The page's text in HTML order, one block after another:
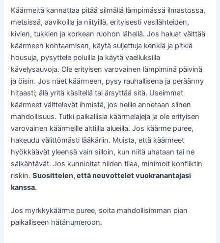
Käärmeitä kannattaa pitää silmällä lämpimässä ilmastossa,
metsissä, aavikoilla ja niityillä, erityisesti vesilähteiden,
kivien, tukkien ja korkean ruohon lähellä. Jos haluat välttää
käärmeen kohtaamisen, käytä suljettuja kenkiä ja pitkiä
housuja, pysyttele poluilla ja käytä vaelluksilla
kävelysauvoja. Ole erityisen varovainen lämpiminä päivinä
ja öisin. Jos näet käärmeen, pysy rauhallisena ja peräänny
hitaasti; älä yritä käsitellä tai ärsyttää sitä. Useimmat
käärmeet välttelevät ihmistä, jos heille annetaan siihen
mahdollisuus. Tutki paikallisia käärmelajeja ja ole erityisen
varovainen käärmeille alttiilla alueilla. Jos käärme puree,
hakeudu välittömästi lääkäriin. Muista, että käärmeet
hyökkäävät yleensä vain silloin, kun niitä uhataan tai ne
säikähtävät. Jos kunnioitat niiden tilaa, minimoit konfliktin
riskin.Suosittelen, että neuvottelet vuokranantajasi
kanssa.
Jos myrkkykäärme puree, soita mahdollisimman pian
paikalliseen hätänumeroon.